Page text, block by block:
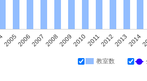
教室数
2005200620072008200920102011201220132014